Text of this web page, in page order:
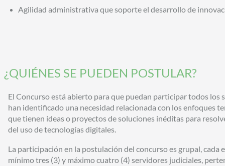
Agilidad administrativa que soporte el desarrollo de
¿QUIÉNES SE PUEDEN POSTULAR?
El Concurso está abierto para que puedan participar todos los
han identificado una necesidad relacionada con los enfoques
que tienen ideas o proyectos de soluciones inéditas para
del uso de tecnologías digitales.
La participación en la postulación del concurso es grupal,
mínimo tres (3) y máximo cuatro (4) servidores judiciales,